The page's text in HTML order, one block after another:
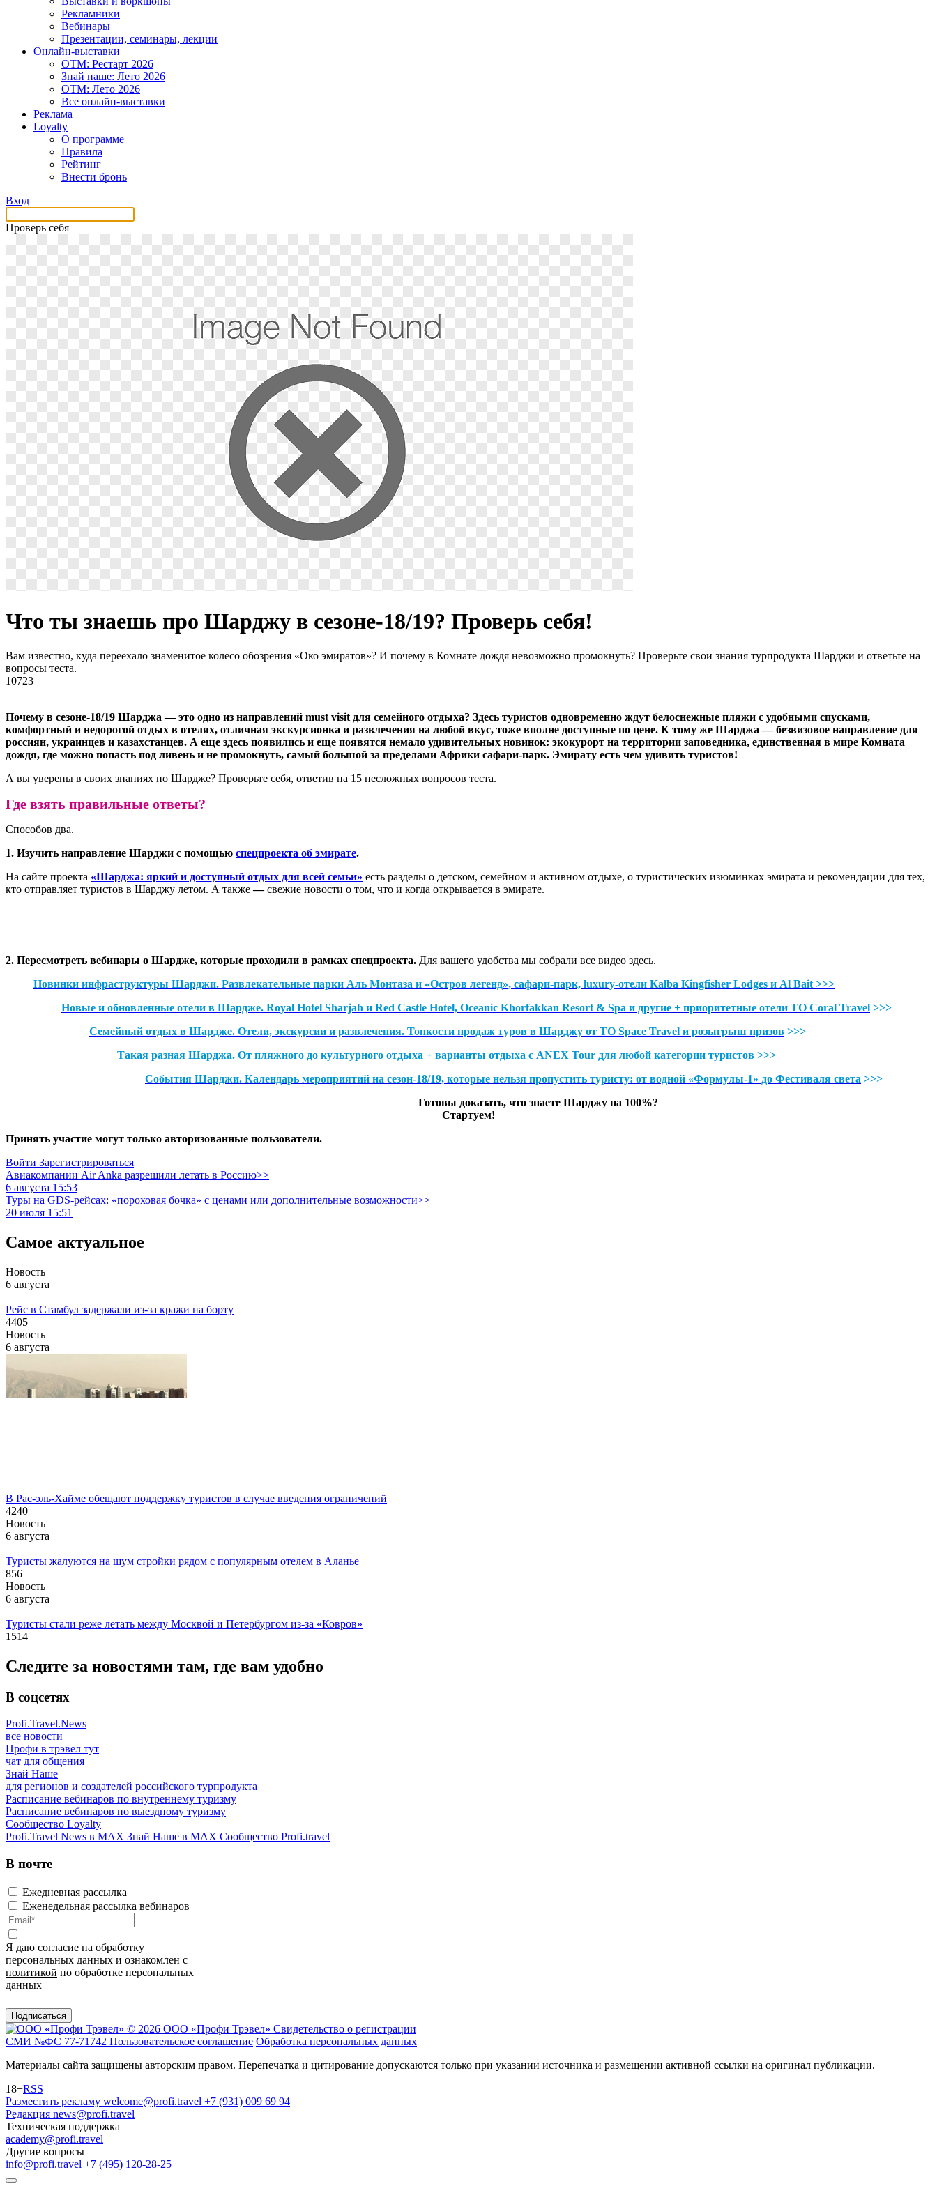
Рекламники
Вебинары
Презентации, семинары, лекции
Онлайн-выставки
OTM: Рестарт 2026
Знай наше: Лето 2026
OTM: Лето 2026
Все онлайн-выставки
Реклама
Loyalty
О программе
Правила
Рейтинг
Внести бронь
Вход
Проверь себя
Что ты знаешь про Шарджу в сезоне-18/19? Проверь себя!
Вам известно, куда переехало знаменитое колесо обозрения «Око эмиратов»? И почему в Комнате дождя невозможно промокнуть? Проверьте свои знания турпродукта Шарджи и ответьте на
вопросы теста.
10723
Почему в сезоне-18/19 Шарджа — это одно из направлений must visit для семейного отдыха? Здесь туристов одновременно ждут белоснежные пляжи с удобными спусками,
комфортный и недорогой отдых в отелях, отличная экскурсионка и развлечения на любой вкус, тоже вполне доступные по цене. К тому же Шарджа — безвизовое направление для
россиян, украинцев и казахстанцев. А еще здесь появились и еще появятся немало удивительных новинок: экокурорт на территории заповедника, единственная в мире Комната
дождя, где можно попасть под ливень и не промокнуть, самый большой за пределами Африки сафари-парк. Эмирату есть чем удивить туристов!
А вы уверены в своих знаниях по Шардже? Проверьте себя, ответив на 15 несложных вопросов теста.
Где взять правильные ответы?
Способов два.
1. Изучить направление Шарджи с помощью спецпроекта об эмирате.
На сайте проекта «Шарджа: яркий и доступный отдых для всей семьи» есть разделы о детском, семейном и активном отдыхе, о туристических изюминках эмирата и рекомендации для тех,
кто отправляет туристов в Шарджу летом. А также—свежие новости о том, что и когда открывается в эмирате.
2. Пересмотреть вебинары о Шардже, которые проходили в рамках спецпроекта. Для вашего удобства мы собрали все видео здесь.
Новинки инфраструктуры Шарджи. Развлекательные парки Аль Монтаза и «Остров легенд», сафари-парк, luxury-отели Kalba Kingfisher Lodges и Al Bait >>>
Новые и обновленные отели в Шардже. Royal Hotel Sharjah и Red Castle Hotel, Oceanic Khorfakkan Resort & Spa и другие + приоритетные отели ТО Coral Travel >>>
Семейный отдых в Шардже. Отели, экскурсии и развлечения. Тонкости продаж туров в Шарджу от ТО Space Travel и розыгрыш призов >>>
Такая разная Шарджа. От пляжного до культурного отдыха + варианты отдыха с ANEX Tour для любой категории туристов >>>
События Шарджи. Календарь мероприятий на сезон-18/19, которые нельзя пропустить туристу: от водной «Формулы-1» до Фестиваля света >>>
Готовы доказать, что знаете Шарджу на 100%?
Стартуем!
Принять участие могут только авторизованные пользователи.
Войти Зарегистрироваться
Авиакомпании Air Anka разрешили летать в Россию>>
6 августа 15:53
Туры на GDS-рейсах: «пороховая бочка» с ценами или дополнительные возможности>>
20 июля 15:51
Самое актуальное
Новость
6 августа
Рейс в Стамбул задержали из-за кражи на борту
4405
Новость
6 августа
В Рас-эль-Хайме обещают поддержку туристов в случае введения ограничений
4240
Новость
6 августа
Туристы жалуются на шум стройки рядом с популярным отелем в Аланье
856
Новость
6 августа
Туристы стали реже летать между Москвой и Петербургом из-за «Ковров»
1514
Следите за новостями там, где вам удобно
В соцсетях
Profi.Travel.News
все новости
Профи в трэвел тут
чат для общения
Знай Наше
для регионов и создателей российского турпродукта
Расписание вебинаров по внутреннему туризму
Расписание вебинаров по выездному туризму
Сообщество Loyalty
Profi.Travel News в MAX Знай Наше в MAX Сообщество Profi.travel
В почте
Ежедневная рассылка
Еженедельная рассылка вебинаров
Я даю согласие на обработку
персональных данных и ознакомлен с
политикой по обработке персональных
данных
Подписаться
© 2026 ООО «Профи Трэвeл» Свидетельство о регистрации
СМИ №ФС 77-71742 Пользовательское соглашение Обработка персональных данных
Материалы сайта защищены авторским правом. Перепечатка и цитирование допускаются только при указании источника и размещении активной ссылки на оригинал публикации.
18+RSS
Разместить рекламу welcome@profi.travel +7 (931) 009 69 94
Редакция news@profi.travel
Техническая поддержка
academy@profi.travel
Другие вопросы
info@profi.travel +7 (495) 120-28-25